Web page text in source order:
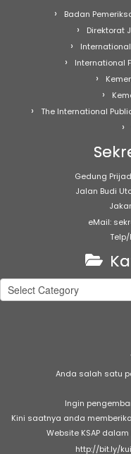
Badan
Direktorat
International
The International
Gedung
Jalan Budi
eMail:
Telp/
Kategori
Artikel
Anda salah satu
Ingin
Kini saatnya anda
Website KSAP
http://bit.ly/